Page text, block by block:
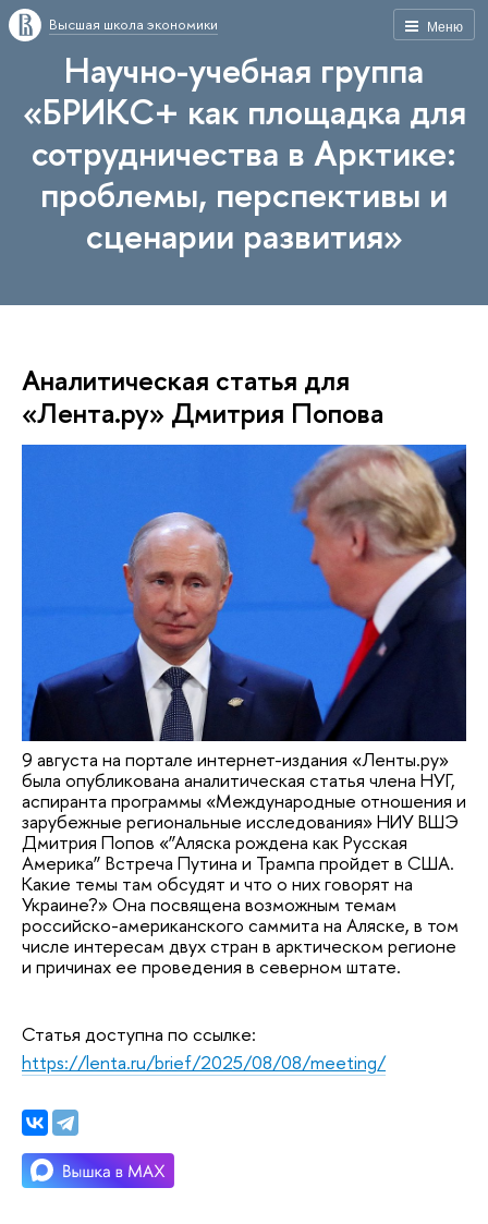
Меню
Высшая школа экономики
Научно-учебная группа
«БРИКС+ как площадка для
сотрудничества в Арктике:
проблемы, перспективы и
сценарии развития»
Аналитическая статья для
«Лента.ру» Дмитрия Попова
9 августа на портале интернет-издания «Ленты.ру»
была опубликована аналитическая статья члена НУГ,
аспиранта программы «Международные отношения и
зарубежные региональные исследования» НИУ ВШЭ
Дмитрия Попов «”Аляска рождена как Русская
Америка” Встреча Путина и Трампа пройдет в США.
Какие темы там обсудят и что о них говорят на
Украине?» Она посвящена возможным темам
российско-американского саммита на Аляске, в том
числе интересам двух стран в арктическом регионе
и причинах ее проведения в северном штате.
Статья доступна по ссылке:
https://lenta.ru/brief/2025/08/08/meeting/